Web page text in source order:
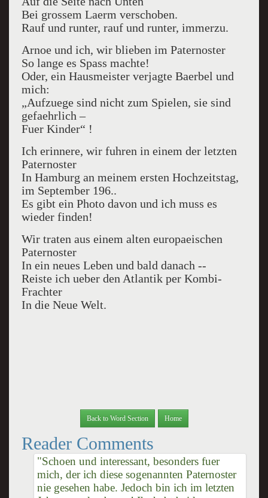
Bei grossem Laerm verschoben.
Rauf und runter, rauf und runter, immerzu.
Arnoe und ich, wir blieben im Paternoster
So lange es Spass machte!
Oder, ein Hausmeister verjagte Baerbel und
mich:
„Aufzuege sind nicht zum Spielen, sie sind
gefaehrlich –
Fuer Kinder“ !
Ich erinnere, wir fuhren in einem der letzten
Paternoster
In Hamburg an meinem ersten Hochzeitstag,
im September 196..
Es gibt ein Photo davon und ich muss es
wieder finden!
Wir traten aus einem alten europaeischen
Paternoster
In ein neues Leben und bald danach --
Reiste ich ueber den Atlantik per Kombi-
Frachter
In die Neue Welt.
Back to Word Section Home
Reader Comments
"Schoen und interessant, besonders fuer
mich, der ich diese sogenannten Paternoster
nie gesehen habe. Jedoch bin ich im letzten